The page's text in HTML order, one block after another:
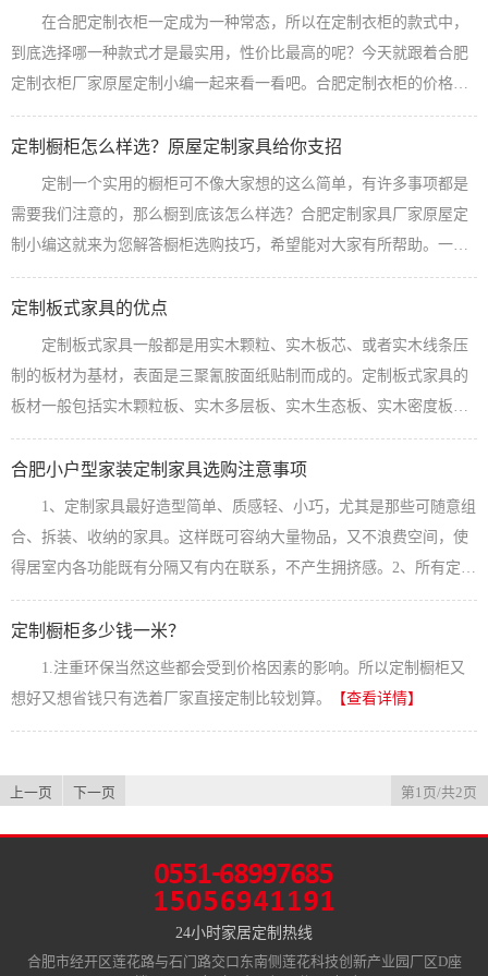
有一个主卧衣柜、次卧衣柜、书房功能房、橱柜、鞋柜等。比如:主卧
衣柜投影面积为6.5平方，次卧衣柜5平方，功能房有一个两个衣柜一
个榻榻米床（这个投影面...【查看详情】
在合肥定制衣柜一定成为一种常态，所以在定制衣柜的款式中，
到底选择哪一种款式才是最实用，性价比最高的呢？今天就跟着合肥
定制衣柜厂家原屋定制小编一起来看一看吧。合肥定制衣柜的价格不
论是推拉门还是平开门都是差不多的，所以选择哪一个款式首先看的
不是价钱，而且你喜欢哪一种类型的，而且卧室的面积是否允许平开
门的设计。在设计的时候，首先要多多关注衣柜的设计有哪些优缺
点，才能够进行一个明确的选择。推拉门的门的下方有一个轨道，这
个轨道的内里很容易产生垃圾碎屑，这样...【查看详情】
定制橱柜怎么样选？原屋定制家具给你支招
定制一个实用的橱柜可不像大家想的这么简单，有许多事项都是
需要我们注意的，那么橱到底该怎么样选？合肥定制家具厂家原屋定
制小编这就来为您解答橱柜选购技巧，希望能对大家有所帮助。一、
橱柜的结构介绍：橱柜按功能可分为上柜、下柜和台面。其中，上柜
包括柜子、门、铰链和拉手，下柜包括抽屉、五金等。按材料分，橱
柜分为门板、柜体、五金件和台面。门板：门板的选购根据整体家装
风格来定注意事项。美式、新中式、简欧等风格，一统原屋定制建议
使用性价比高的模压板或是高档的实木...
【查看详情】
定制板式家具的优点
定制板式家具一般都是用实木颗粒、实木板芯、或者实木线条压
制的板材为基材，表面是三聚氰胺面纸贴制而成的。定制板式家具的
板材一般包括实木颗粒板、实木多层板、实木生态板、实木密度板，
比起纯实木定制优点具有如下特点：1、可拆卸性较强 定制板式家
具部件的结合通常采用各种金属五金件廉洁，装配和拆卸都十分方
便，加工精度高的定制家具可以多次拆卸安装，方便物流运输。 2、
造型富于变化，外观时尚 因为具有多种贴面，颜色和质地方面的
变化可给人以各种不同的感受。在外... 【查看详情】
合肥小户型家装定制家具选购注意事项
1、定制家具最好造型简单、质感轻、小巧，尤其是那些可随意组
合、拆装、收纳的家具。这样既可容纳大量物品，又不浪费空间，使
得居室内各功能既有分隔又有内在联系，不产生拥挤感。2、所有定制
家具都尽量无把手和腿脚，防止裸露过多。多利用墙壁安置活动架和
贮藏柜，使房间显得宽敞。3、少用大的定制家具。不要在有限空间内
放置高大的家具摆设，这样会使房间显得更小。如果大型家具十分需
要，放置在角落里为好。4、多购置收纳式定制橱柜，使空间具有更强
定制橱柜多少钱一米？
1.注重环保当然这些都会受到价格因素的影响。所以定制橱柜又
想好又想省钱只有选着厂家直接定制比较划算。
【查看详情】
上一页 下一页 第1页/共2页
24小时家居定制热线
合肥市经开区莲花路与石门路交口东南侧莲花科技创新产业园厂区D座